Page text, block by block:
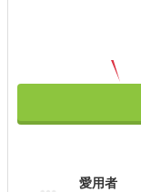
愛用者